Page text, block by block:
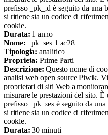
prefisso _pk_id è seguito da una
si ritiene sia un codice di
cookie.
Durata: 1 anno
Nome: _pk_ses.1.ac28
Tipologia: analitico
Proprieta: Prime Parti
Descrizione: Questo nome di
analisi web open source Piwik.
proprietari di siti Web a
misurare le prestazioni del sito.
prefisso _pk_ses è seguito da
si ritiene sia un codice di
cookie.
Durata: 30 minuti